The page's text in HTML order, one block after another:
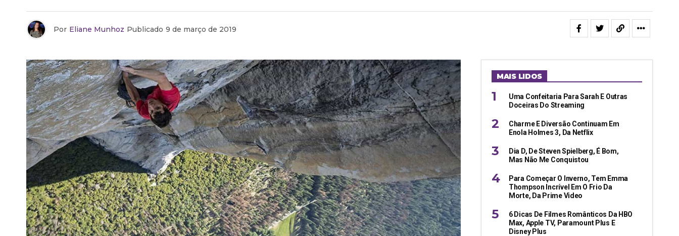
Por Eliane Munhoz Publicado 9 de março de 2019
MAIS LIDOS
Uma Confeitaria Para Sarah E Outras
Doceiras Do Streaming
Charme E Diversão Continuam Em
Enola Holmes 3, Da Netflix
Dia D, De Steven Spielberg, É Bom,
Mas Não Me Conquistou
Para Começar O Inverno, Tem Emma
Thompson Incrível Em O Frio Da
Morte, Da Prime Video
6 Dicas De Filmes Românticos Da HBO
Max, Apple TV, Paramount Plus E
Disney Plus